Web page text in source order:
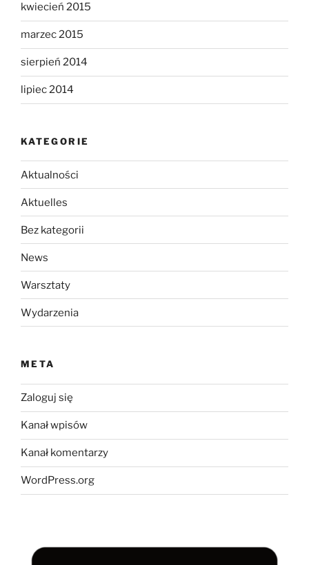
kwiecień 2015
marzec 2015
sierpień 2014
lipiec 2014
KATEGORIE
Aktualności
Aktuelles
Bez kategorii
News
Warsztaty
Wydarzenia
META
Zaloguj się
Kanał wpisów
Kanał komentarzy
WordPress.org